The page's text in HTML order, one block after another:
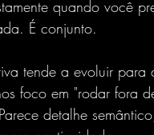
quando você
É conjunto.
tende a evoluir para
foco em "rodar fora
detalhe